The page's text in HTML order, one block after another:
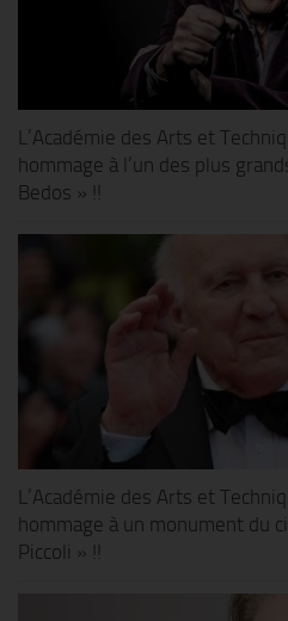
L’Académie des Arts et
hommage à l’un des plus
Bedos » !!
L’Académie des Arts et
hommage à un monument du
Piccoli » !!